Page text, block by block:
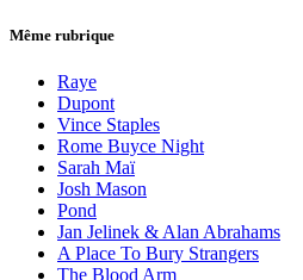
Même rubrique
Raye
Dupont
Vince Staples
Rome Buyce Night
Sarah Maï
Josh Mason
Pond
Jan Jelinek & Alan Abrahams
A Place To Bury Strangers
The Blood Arm